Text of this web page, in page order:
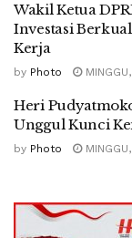
Wakil Ketua
Investasi
Kerja
by Photo
Heri
Unggul Kunci
by Photo